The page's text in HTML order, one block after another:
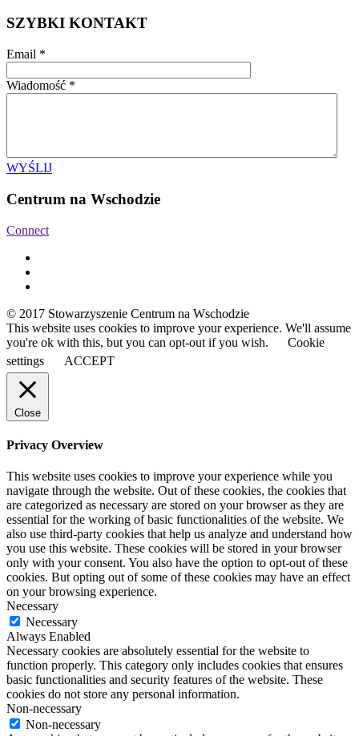
SZYBKI KONTAKT
Email *
Wiadomość *
WYŚLIJ
Centrum na Wschodzie
Connect
© 2017 Stowarzyszenie Centrum na Wschodzie
This website uses cookies to improve your experience. We'll assume
you're ok with this, but you can opt-out if you wish.
Cookie
settings
ACCEPT
Close
Privacy Overview
This website uses cookies to improve your experience while you
navigate through the website. Out of these cookies, the cookies that
are categorized as necessary are stored on your browser as they are
essential for the working of basic functionalities of the website. We
also use third-party cookies that help us analyze and understand how
you use this website. These cookies will be stored in your browser
only with your consent. You also have the option to opt-out of these
cookies. But opting out of some of these cookies may have an effect
on your browsing experience.
Necessary
Necessary
Always Enabled
Necessary cookies are absolutely essential for the website to
function properly. This category only includes cookies that ensures
basic functionalities and security features of the website. These
cookies do not store any personal information.
Non-necessary
Non-necessary